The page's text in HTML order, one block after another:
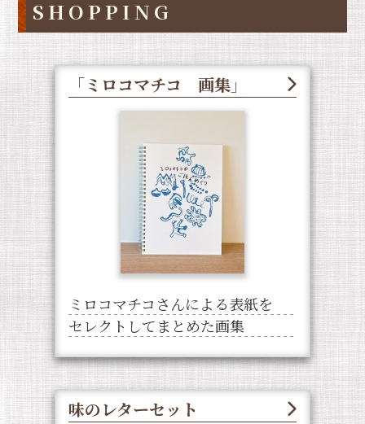
SHOPPING
「ミロコマチコ 画集」
ミロコマチコさんによる表紙を
セレクトしてまとめた画集
味のレターセット